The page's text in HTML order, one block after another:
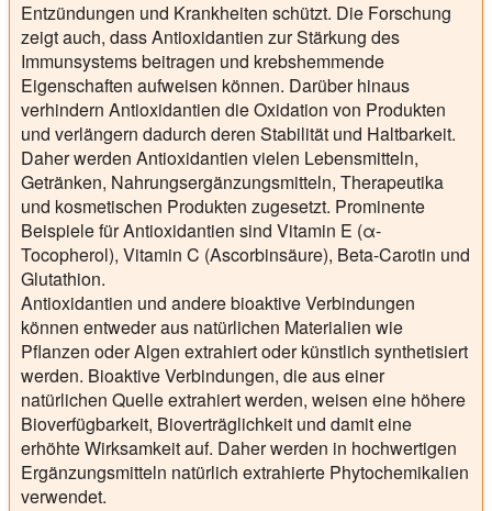
Entzündungen und Krankheiten schützt. Die Forschung
zeigt auch, dass Antioxidantien zur Stärkung des
Immunsystems beitragen und krebshemmende
Eigenschaften aufweisen können. Darüber hinaus
verhindern Antioxidantien die Oxidation von Produkten
und verlängern dadurch deren Stabilität und Haltbarkeit.
Daher werden Antioxidantien vielen Lebensmitteln,
Getränken, Nahrungsergänzungsmitteln, Therapeutika
und kosmetischen Produkten zugesetzt. Prominente
Beispiele für Antioxidantien sind Vitamin E (α-
Tocopherol), Vitamin C (Ascorbinsäure), Beta-Carotin und
Glutathion.
Antioxidantien und andere bioaktive Verbindungen
können entweder aus natürlichen Materialien wie
Pflanzen oder Algen extrahiert oder künstlich synthetisiert
werden. Bioaktive Verbindungen, die aus einer
natürlichen Quelle extrahiert werden, weisen eine höhere
Bioverfügbarkeit, Bioverträglichkeit und damit eine
erhöhte Wirksamkeit auf. Daher werden in hochwertigen
Ergänzungsmitteln natürlich extrahierte Phytochemikalien
verwendet.